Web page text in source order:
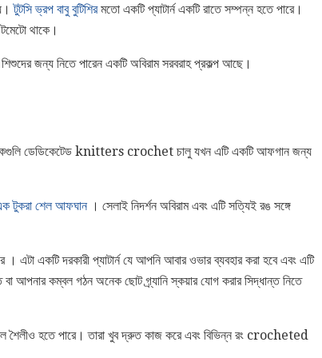
টুটসি ভ্রপ বাবু বুটিশিরমতো একটি প্যাটার্ন একটি রাতে সম্পন্ন হতে পারে।
থাকে।
জন্য নিতে পারেন একটি অবিরাম সরবরাহ প্রকল্প আছে।
ডেডিকেটেড knitters crochet চালু যখন এটি একটি আফগান জন্য
টুকরা শেল আফঘান। সেলাই নিদর্শন অবিরাম এবং এটি সত্যিই রঙ সঙ্গে
এটা একটি দরকারী প্যাটার্ন যে আপনি আবার ওভার ব্যবহার করা হবে এবং এটি
কম্বল গঠন অনেক ছোট গ্র্যানি স্কয়ার যোগ করার সিদ্ধান্ত নিতে
শৈলীও হতে পারে। তারা খুব দ্রুত কাজ করে এবং বিভিন্ন রং crocheted